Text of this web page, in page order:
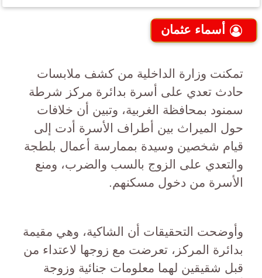
أسماء عثمان
تمكنت وزارة الداخلية من كشف ملابسات
حادث تعدي على أسرة بدائرة مركز شرطة
سمنود بمحافظة الغربية، وتبين أن خلافات
حول الميراث بين أطراف الأسرة أدت إلى
قيام شخصين وسيدة بممارسة أعمال بلطجة
والتعدي على الزوج بالسب والضرب، ومنع
الأسرة من دخول مسكنهم.
وأوضحت التحقيقات أن الشاكية، وهي مقيمة
بدائرة المركز، تعرضت مع زوجها لاعتداء من
قبل شقيقين لهما معلومات جنائية وزوجة